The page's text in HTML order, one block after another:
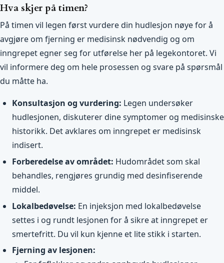
Hva skjer på timen?
På timen vil legen først vurdere din hudlesjon nøye for å
avgjøre om fjerning er medisinsk nødvendig og om
inngrepet egner seg for utførelse her på legekontoret. Vi
vil informere deg om hele prosessen og svare på spørsmål
du måtte ha.
Konsultasjon og vurdering: Legen undersøker
hudlesjonen, diskuterer dine symptomer og medisinske
historikk. Det avklares om inngrepet er medisinsk
indisert.
Forberedelse av området: Hudområdet som skal
behandles, rengjøres grundig med desinfiserende
middel.
Lokalbedøvelse: En injeksjon med lokalbedøvelse
settes i og rundt lesjonen for å sikre at inngrepet er
smertefritt. Du vil kun kjenne et lite stikk i starten.
Fjerning av lesjonen: